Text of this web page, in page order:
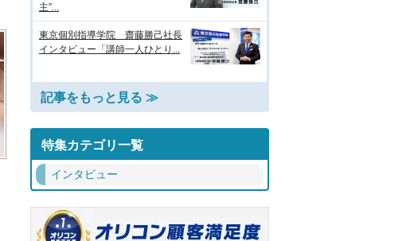
主”...
東京個別指導学院 齋藤勝己社長
インタビュー「講師一人ひとり...
記事をもっと見る ≫
特集カテゴリ一覧
インタビュー